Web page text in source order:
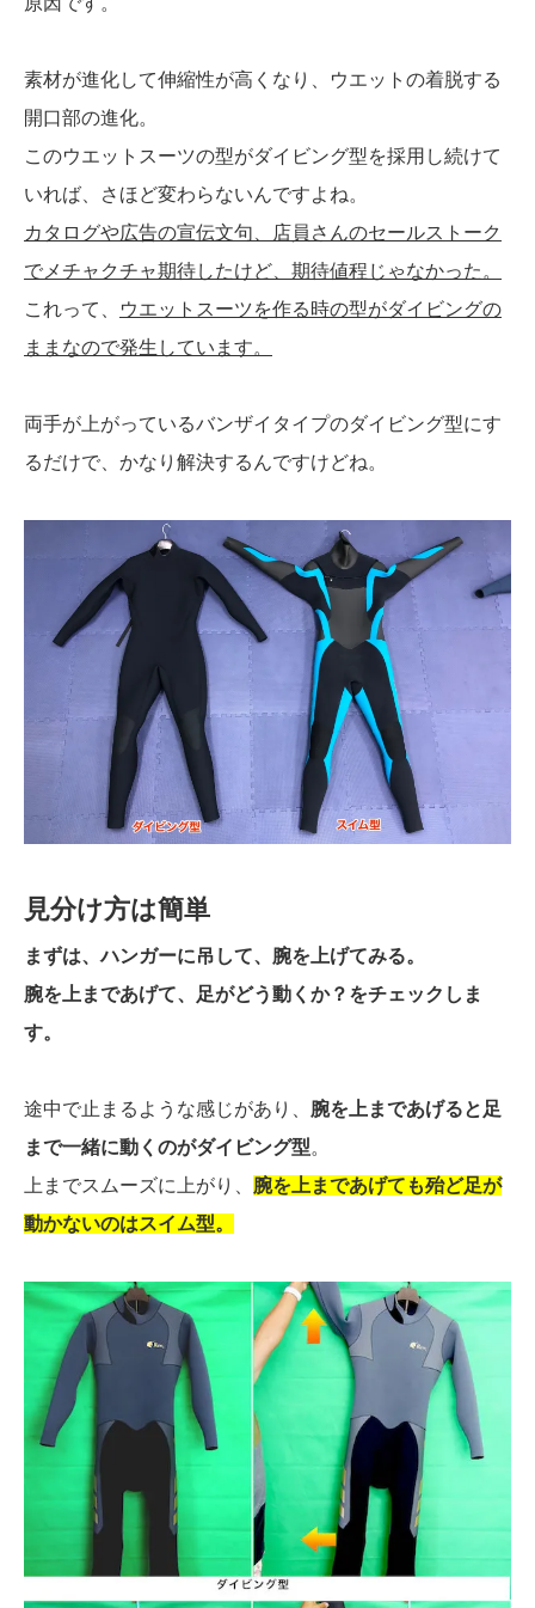
素材が進化して伸縮性が高くなり、ウエットの着脱する
開口部の進化。
このウエットスーツの型がダイビング型を採用し続けて
いれば、さほど変わらないんですよね。
カタログや広告の宣伝文句、店員さんのセールストーク
でメチャクチャ期待したけど、期待値程じゃなかった。
これって、
ウエットスーツを作る時の型がダイビングの
ままなので発生しています。
両手が上がっているバンザイタイプのダイビング型にす
るだけで、かなり解決するんですけどね。
見分け方は簡単
まずは、ハンガーに吊して、腕を上げてみる。
腕を上まであげて、足がどう動くか？をチェックしま
す。
途中で止まるような感じがあり、 腕を上まであげると足
まで一緒に動くのがダイビング型。
上までスムーズに上がり、 腕を上まであげても殆ど足が
動かないのはスイム型。